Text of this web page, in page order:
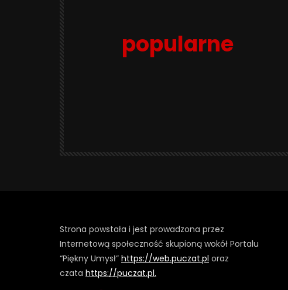
popularne
Strona powstała i jest prowadzona przez
Internetową społeczność skupioną wokół Portalu
“Piękny Umysł” https://web.puczat.pl oraz
czata https://puczat.pl.